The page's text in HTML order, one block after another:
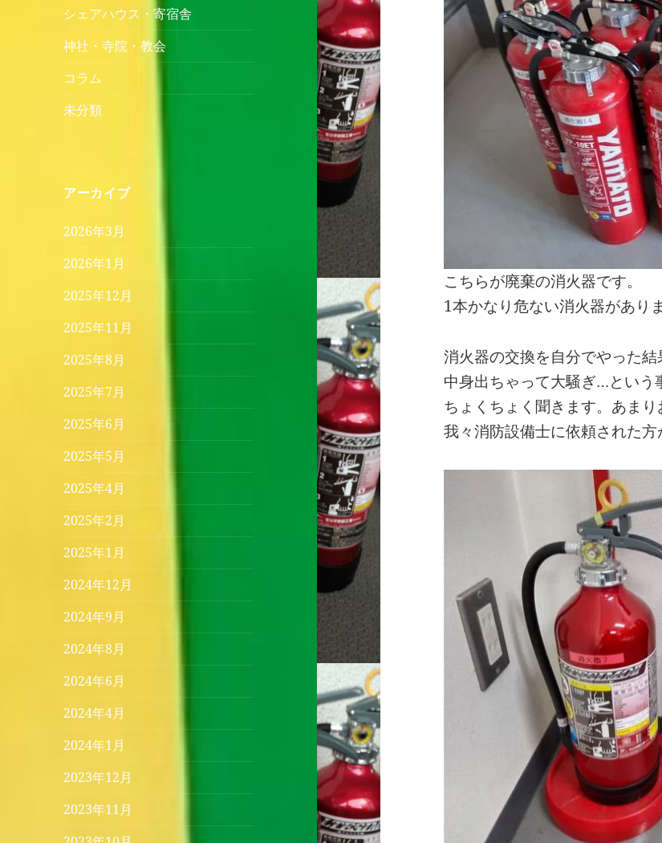
シェアハウス・寄宿舎
神社・寺院・教会
コラム
未分類
アーカイブ
2026年3月
2026年1月
2025年12月
2025年11月
2025年8月
2025年7月
2025年6月
2025年5月
2025年4月
2025年2月
2025年1月
2024年12月
2024年9月
2024年8月
2024年6月
2024年4月
2024年1月
2023年12月
2023年11月
こちらが廃棄の消火器です。
1本かなり危ない消火器があり
消火器の交換を自分でやった結
中身出ちゃって大騒ぎ…という
ちょくちょく聞きます。あまり
我々消防設備士に依頼された方